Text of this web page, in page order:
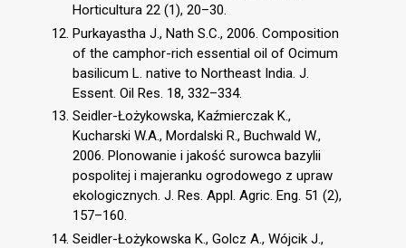
Horticultura 22 (1), 20–30.
Purkayastha J., Nath S.C., 2006. Composition
of the camphor-rich essential oil of Ocimum
basilicum L. native to Northeast India. J.
Essent. Oil Res. 18, 332–334.
Seidler-Łożykowska, Kaźmierczak K.,
Kucharski W.A., Mordalski R., Buchwald W.,
2006. Plonowanie i jakość surowca bazylii
pospolitej i majeranku ogrodowego z upraw
ekologicznych. J. Res. Appl. Agric. Eng. 51 (2),
157–160.
Seidler-Łożykowska K., Golcz A., Wójcik J.,